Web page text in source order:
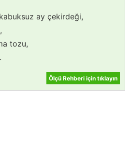
kabuksuz ay çekirdeği,
tozu,
Ölçü Rehberi için tıklayın